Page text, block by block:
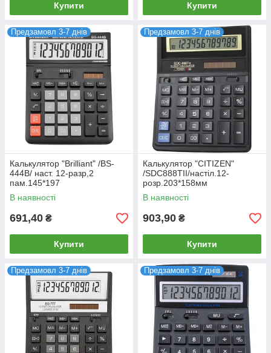
Купити Купити
Предзамовл 3-7 днів
Калькулятор "Brilliant" /BS-
444B/ наст. 12-разр,2
пам.145*197
В наявності
691,40 ₴
Купити
Предзамовл 3-7 днів
Калькулятор "CITIZEN"
/SDC888TII/настіл.12-
розр.203*158мм
В наявності
903,90 ₴
Купити
Предзамовл 3-7 днів Предзамовл 3-7 днів